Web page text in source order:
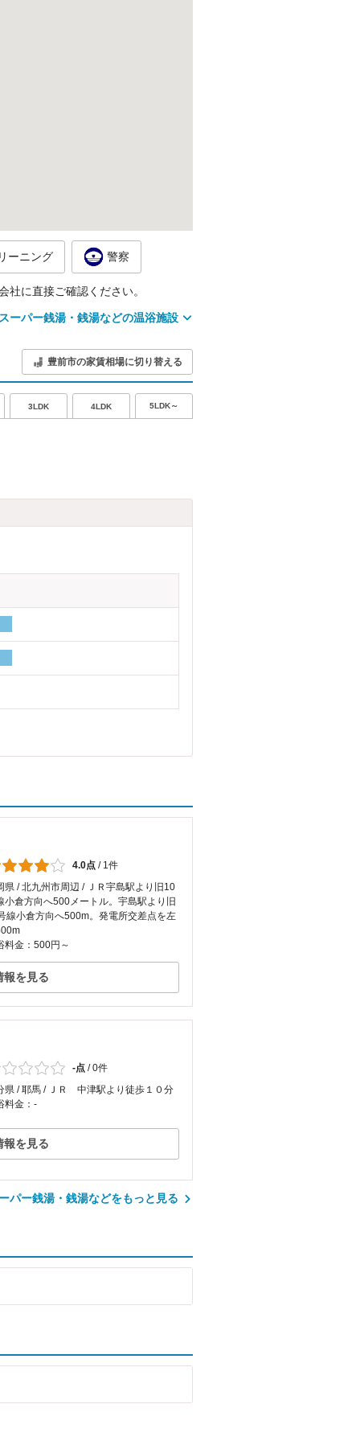
ーニング 警察
に直接ご確認ください。
ーパー銭湯・銭湯などの温浴施設
豊前市の家賃相場に切り替える
3LDK 4LDK 5LDK～
4.0点 / 1件
県 / 北九州市周辺 / ＪＲ宇島駅より旧10
小倉方向へ500メートル。宇島駅より旧
線小倉方向へ500m。発電所交差点を左
料金：500円～
報を見る
-点 /0件
県 / 耶馬 / ＪＲ 中津駅より徒歩１０分
料金：-
報を見る
パー銭湯・銭湯などをもっと見る